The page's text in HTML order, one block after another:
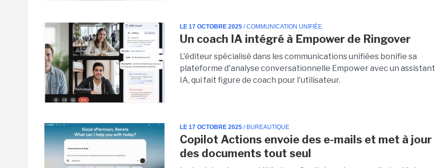
LE 17 OCTOBRE 2025 / COMMUNICATION UNIFIÉE
Un coach IA intégré à Empower de Ringover
L'éditeur spécialisé dans les communications unifiées bonifie sa
plateforme d'analyse conversationnelle Empower avec un assistant
IA, qui fait figure de coach pour l'utilisateur.
LE 17 OCTOBRE 2025 / BUREAUTIQUE
Copilot Actions envoie des e-mails et met à jour
des documents tout seul